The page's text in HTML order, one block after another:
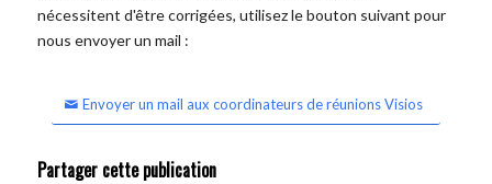
nécessitent d'être corrigées, utilisez le bouton suivant pour
nous envoyer un mail :
Envoyer un mail aux coordinateurs de réunions Visios
Partager cette publication